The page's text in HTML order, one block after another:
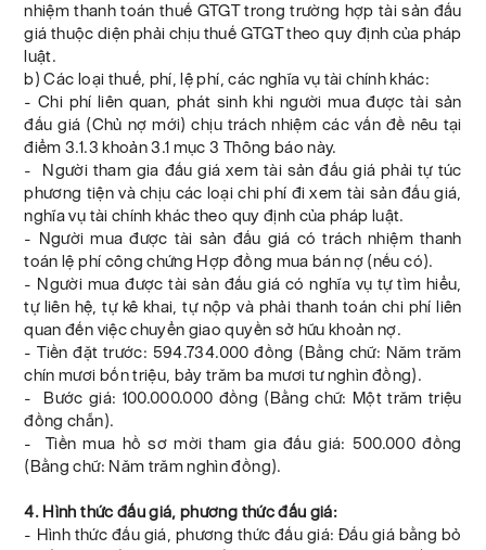
nhiệm thanh toán thuế GTGT trong trường hợp tài sản đấu
giá thuộc diện phải chịu thuế GTGT theo quy định của pháp
luật.
b) Các loại thuế, phí, lệ phí, các nghĩa vụ tài chính khác:
- Chi phí liên quan, phát sinh khi người mua được tài sản
đấu giá (Chủ nợ mới) chịu trách nhiệm các vấn đề nêu tại
điểm 3.1.3 khoản 3.1 mục 3 Thông báo này.
- Người tham gia đấu giá xem tài sản đấu giá phải tự túc
phương tiện và chịu các loại chi phí đi xem tài sản đấu giá,
nghĩa vụ tài chính khác theo quy định của pháp luật.
- Người mua được tài sản đấu giá có trách nhiệm thanh
toán lệ phí công chứng Hợp đồng mua bán nợ (nếu có).
- Người mua được tài sản đấu giá có nghĩa vụ tự tìm hiểu,
tự liên hệ, tự kê khai, tự nộp và phải thanh toán chi phí liên
quan đến việc chuyển giao quyền sở hữu khoản nợ.
- Tiền đặt trước: 594.734.000 đồng (Bằng chữ: Năm trăm
chín mươi bốn triệu, bảy trăm ba mươi tư nghìn đồng).
- Bước giá: 100.000.000 đồng (Bằng chữ: Một trăm triệu
đồng chẵn).
- Tiền mua hồ sơ mời tham gia đấu giá: 500.000 đồng
(Bằng chữ: Năm trăm nghìn đồng).
4. Hình thức đấu giá, phương thức đấu giá:
- Hình thức đấu giá, phương thức đấu giá: Đấu giá bằng bỏ